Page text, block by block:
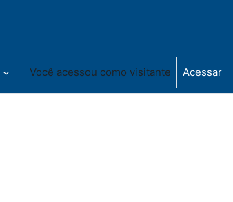
Você acessou como visitante Acessar